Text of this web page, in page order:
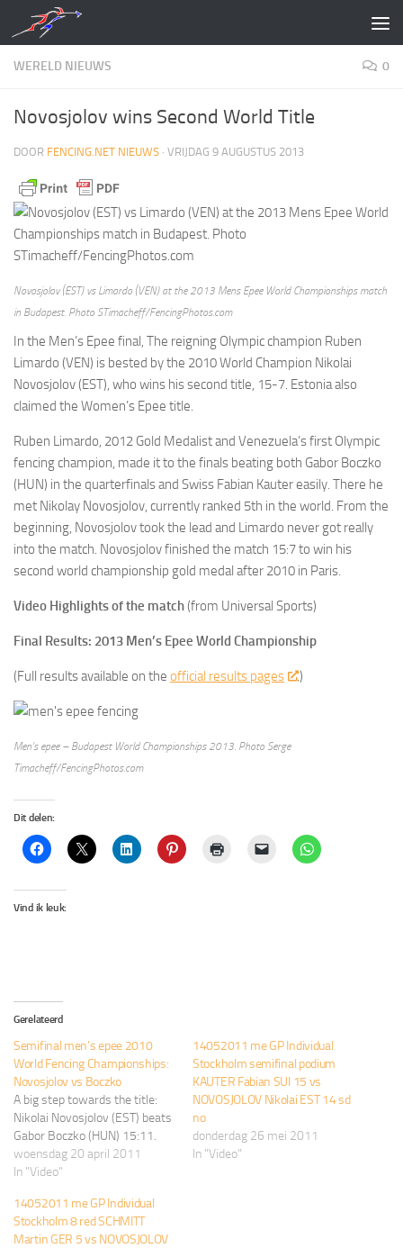
Doorgaan naar inhoud
WERELD NIEUWS 0
Novosjolov wins Second World Title
DOOR FENCING.NET NIEUWS · VRIJDAG 9 AUGUSTUS 2013
Novosjolov (EST) vs Limardo (VEN) at the 2013 Mens Epee World Championships match
in Budapest. Photo STimacheff/FencingPhotos.com
In the Men’s Epee final, The reigning Olympic champion Ruben
Limardo (VEN) is bested by the 2010 World Champion Nikolai
Novosjolov (EST), who wins his second title, 15-7. Estonia also
claimed the Women’s Epee title.
Ruben Limardo, 2012 Gold Medalist and Venezuela’s first Olympic
fencing champion, made it to the finals beating both Gabor Boczko
(HUN) in the quarterfinals and Swiss Fabian Kauter easily. There he
met Nikolay Novosjolov, currently ranked 5th in the world. From the
beginning, Novosjolov took the lead and Limardo never got really
into the match. Novosjolov finished the match 15:7 to win his
second world championship gold medal after 2010 in Paris.
Video Highlights of the match(from Universal Sports)
Final Results: 2013 Men’s Epee World Championship
(Full results available on the official results pages .)
Men’s epee – Budapest World Championships 2013. Photo Serge
Timacheff/FencingPhotos.com
Dit delen:
Vind ik leuk:
Gerelateerd
Semifinal men’s epee 2010
World Fencing Championships:
Novosjolov vs Boczko
A big step towards the title:
Nikolai Novosjolov (EST) beats
Gabor Boczko (HUN) 15:11.
woensdag 20 april 2011
In "Video"
14052011 me GP Individual
Stockholm semifinal podium
KAUTER Fabian SUI 15 vs
NOVOSJOLOV Nikolai EST 14 sd
no
donderdag 26 mei 2011
In "Video"
14052011 me GP Individual
Stockholm 8 red SCHMITT
Martin GER 5 vs NOVOSJOLOV